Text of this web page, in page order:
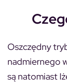
Oszczędny
nadmiernego
są natomiast